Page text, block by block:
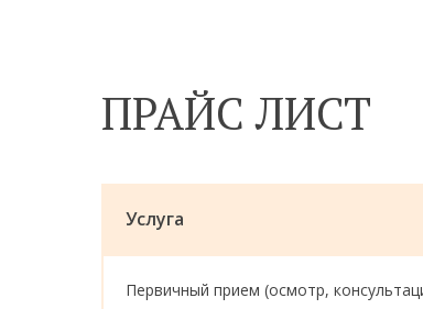
ПРАЙС ЛИСТ
Услуга
Первичный прием (осмотр,